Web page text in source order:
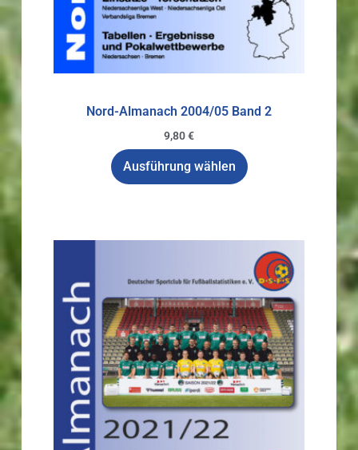
Nord-Almanach 2004/05 Band 2
9,80€
Ausführung wählen